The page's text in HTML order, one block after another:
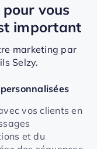
vous
important
marketing par
Selzy.
vos clients en
et du